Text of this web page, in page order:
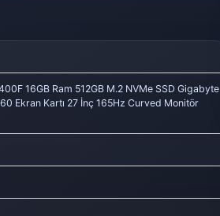
16GB Ram 512GB M.2 NVMe SSD Gigabyte
Ekran Kartı 27 İnç 165Hz Curved Monitör